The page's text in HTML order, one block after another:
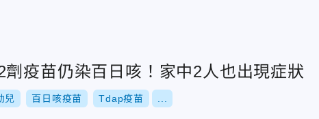
劑疫苗仍染百日咳！家中2人也出現症狀
兒 百日咳疫苗 Tdap疫苗